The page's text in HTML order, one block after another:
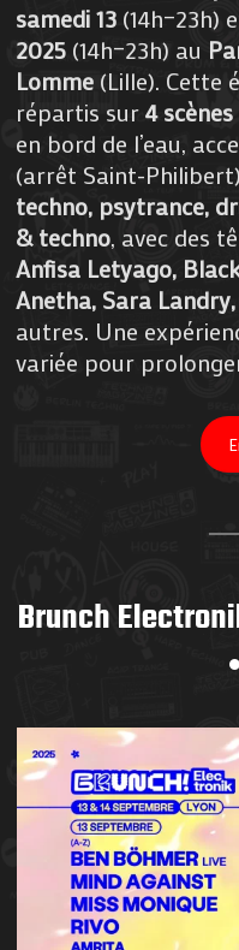
samedi 13 (14h–23h)
2025 (14h–23h) au
Lomme (Lille). Cette
répartis sur4 scènes
en bord de l’eau,
(arrêt Saint-
techno, psytrance,
& techno, avec des
Anfisa Letyago,
Anetha, Sara
autres. Une
variée pour
Brunch